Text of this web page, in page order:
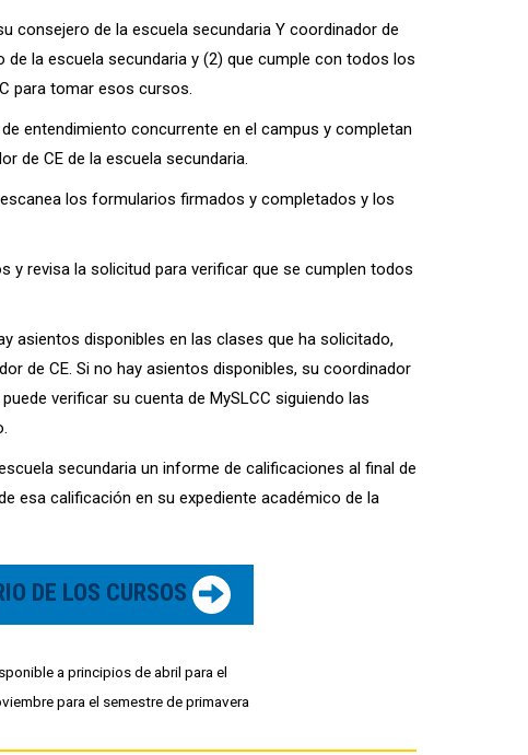
consejero de la escuela secundaria Y coordinador de
la escuela secundaria y (2) que cumple con todos los
para tomar esos cursos.
entendimiento concurrente en el campus y completan
de CE de la escuela secundaria.
los formularios firmados y completados y los
y revisa la solicitud para verificar que se cumplen todos
asientos disponibles en las clases que ha solicitado,
de CE. Si no hay asientos disponibles, su coordinador
verificar su cuenta de MySLCC siguiendo las
secundaria un informe de calificaciones al final de
esa calificación en su expediente académico de la
DE LOS CURSOS
a principios de abril para el
para el semestre de primavera